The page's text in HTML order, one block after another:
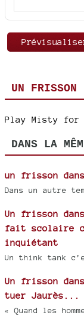
UN
Play Misty for
DANS LA
un frisson
Dans un autre
Un frisson
fait scolaire
inquiétant
Un think tank
Un frisson
tuer Jaurès...
« Quand les